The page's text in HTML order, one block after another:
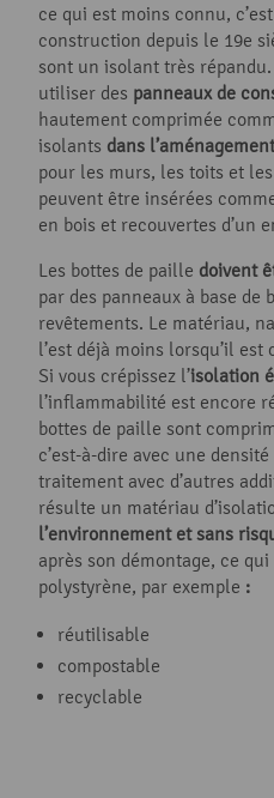
ce qui est moins connu,
construction depuis le 19e
sont un isolant très
utiliser des panneaux de
hautement comprimée
isolants dans
pour les murs, les toits et
peuvent être insérées
en bois et recouvertes d’un
Les bottes de paille doivent
par des panneaux à base de
revêtements. Le matériau,
l’est déjà moins lorsqu’il
Si vous crépissez l’isolation
l’inflammabilité est encore
bottes de paille sont
c’est-à-dire avec une
traitement avec d’autres
résulte un matériau
l’environnement et sans
après son démontage, ce qui
polystyrène, par exemple :
réutilisable
compostable
recyclable